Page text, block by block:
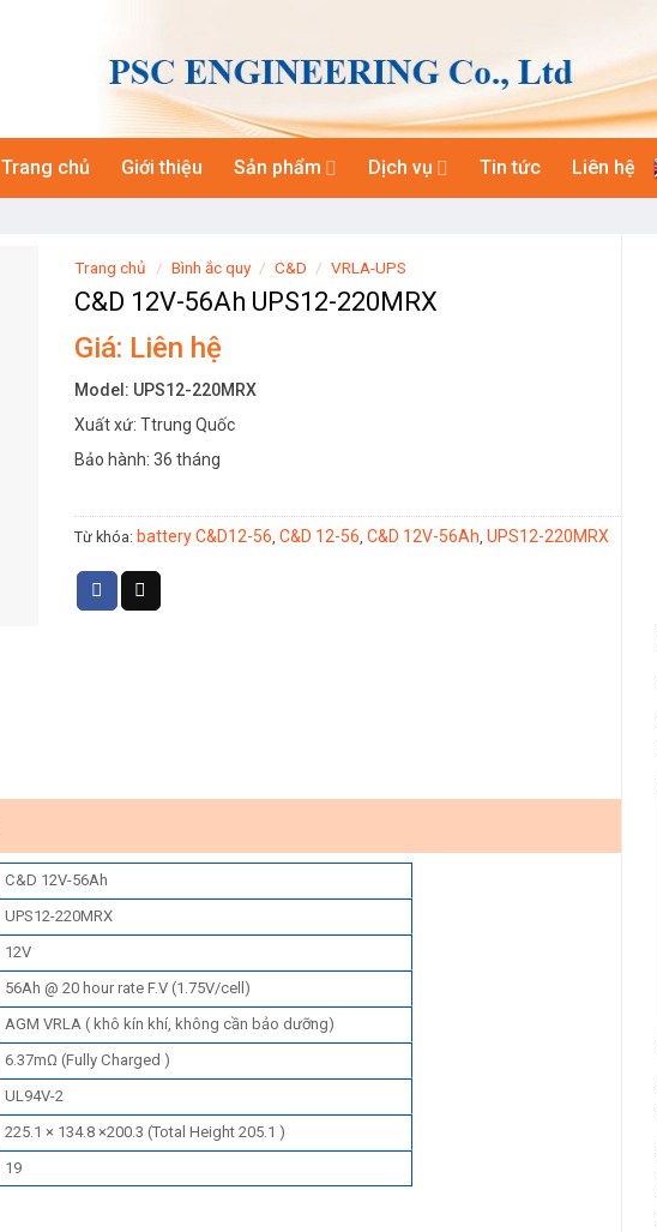
Trang chủ Giới thiệu Sản phẩm Dịch vụ Tin tức Liên hệ
Trang chủ / Bình ắc quy / C&D / VRLA-UPS
C&D 12V-56Ah UPS12-220MRX
Giá: Liên hệ
Model: UPS12-220MRX
Xuất xứ: Ttrung Quốc
Bảo hành: 36 tháng
Từ khóa: battery C&D12-56 ,C&D 12-56 ,C&D 12V-56Ah ,UPS12-220MRX
C&D 12V-56Ah
UPS12-220MRX
12V
56Ah @ 20 hour rate F.V (1.75V/cell)
AGM VRLA ( khô kín khí, không cần bảo dưỡng)
6.37mΩ (Fully Charged )
UL94V-2
225.1 × 134.8 ×200.3 (Total Height 205.1 )
19